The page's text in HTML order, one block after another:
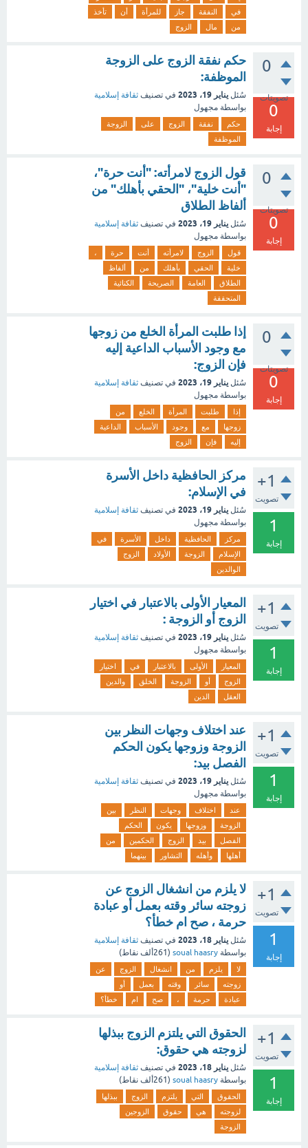
في
النفقة جاز للمرأة أن
تأخذ
من
مال الزوج
0
تصويتات
0
إجابة
حكم نفقة الزوج على الزوجة
الموظفة:
سُئل يناير 19، 2023 في تصنيف ثقافة إسلامية
بواسطة مجهول
حكم نفقة الزوج على
الزوجة
الموظفة
0
تصويتات
0
إجابة
قول الزوج لامرأته: "أنت حرة"،
"أنت خلية"، "الحقي بأهلك" من
ألفاظ الطلاق
سُئل يناير 19، 2023 في تصنيف ثقافة إسلامية
بواسطة مجهول
قول الزوج لامرأته أنت حرة
،
خلية
الحقي بأهلك من
ألفاظ
الطلاق
العامة الصريحة
الكنائية
المتحققة
0
تصويتات
0
إجابة
إذا طلبت المرأة الخلع من زوجها
مع وجود الأسباب الداعية إليه
فإن الزوج:
سُئل يناير 19، 2023 في تصنيف ثقافة إسلامية
بواسطة مجهول
إذا طلبت المرأة الخلع
من
زوجها
مع وجود الأسباب
الداعية
إليه
فإن الزوج
+1
تصويت
1
إجابة
مركز الحافظية داخل الأسرة
في الإسلام:
سُئل يناير 19، 2023 في تصنيف ثقافة إسلامية
بواسطة مجهول
مركز الحافظية داخل الأسرة
في
الإسلام
الزوجة الأولاد
الزوج
الوالدين
+1
تصويت
1
إجابة
المعيار الأولى بالاعتبار في اختيار
الزوج أو الزوجة :
سُئل يناير 19، 2023 في تصنيف ثقافة إسلامية
بواسطة مجهول
المعيار الأولى بالاعتبار في
اختيار
الزوج
أو الزوجة الخلق
والدين
العقل
الدين
+1
تصويت
1
إجابة
عند اختلاف وجهات النظر بين
الزوجة وزوجها يكون الحكم
الفصل بيد:
سُئل يناير 19، 2023 في تصنيف ثقافة إسلامية
بواسطة مجهول
عند اختلاف وجهات النظر
بين
الزوجة
وزوجها يكون
الحكم
الفصل
بيد الزوج الحكمين
من
أهلها
وأهله التشاور بينهما
+1
تصويت
1
إجابة
لا يلزم من انشغال الزوج عن
زوجته سائر وقته بعمل أو عبادة
حرمة ، صح ام خطأ؟
سُئل يناير 18، 2023 في تصنيف ثقافة إسلامية
بواسطة soual haasry
( 261ألف نقاط)
لا يلزم من انشغال الزوج
عن
زوجته
سائر وقته بعمل
أو
عبادة
حرمة ، صح ام خطأ؟
+1
تصويت
1
إجابة
الحقوق التي يلتزم الزوج ببذلها
لزوجته هي حقوق:
سُئل يناير 18، 2023 في تصنيف ثقافة إسلامية
بواسطة soual haasry
( 261ألف نقاط)
الحقوق التي يلتزم الزوج
ببذلها
لزوجته
هي حقوق
الزوجين
الزوجة